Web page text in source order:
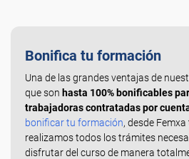
Bonifica tu formación
Una de las grandes ventajas de
que son hasta 100% bonificables
trabajadoras contratadas por
bonificar tu formación, desde
realizamos todos los trámites
disfrutar del curso de manera